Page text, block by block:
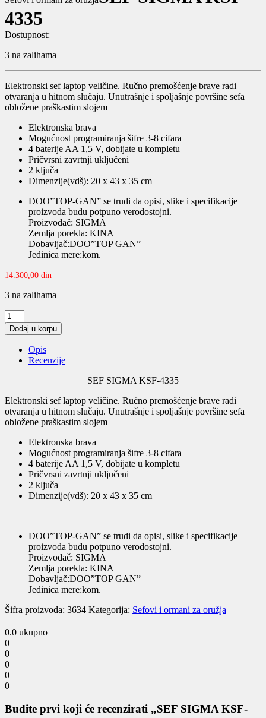
4335
Dostupnost:
3 na zalihama
Elektronski sef laptop veličine. Ručno premošćenje brave radi
otvaranja u hitnom slučaju. Unutrašnje i spoljašnje površine sefa
obložene praškastim slojem
Elektronska brava
Mogućnost programiranja šifre 3-8 cifara
4 baterije AA 1,5 V, dobijate u kompletu
Pričvrsni zavrtnji uključeni
2 ključa
Dimenzije(vdš): 20 x 43 x 35 cm
DOO”TOP-GAN” se trudi da opisi, slike i specifikacije
proizvoda budu potpuno verodostojni.
Proizvođač: SIGMA
Zemlja porekla: KINA
Dobavljač:DOO”TOP GAN”
Jedinica mere:kom.
14.300,00 din
3 na zalihama
SEF
SIGMA
KSF-
4335
quantity
Dodaj u korpu
Opis
Recenzije
SEF SIGMA KSF-4335
Elektronski sef laptop veličine. Ručno premošćenje brave radi
otvaranja u hitnom slučaju. Unutrašnje i spoljašnje površine sefa
obložene praškastim slojem
Elektronska brava
Mogućnost programiranja šifre 3-8 cifara
4 baterije AA 1,5 V, dobijate u kompletu
Pričvrsni zavrtnji uključeni
2 ključa
Dimenzije(vdš): 20 x 43 x 35 cm
DOO”TOP-GAN” se trudi da opisi, slike i specifikacije
proizvoda budu potpuno verodostojni.
Proizvođač: SIGMA
Zemlja porekla: KINA
Dobavljač:DOO”TOP GAN”
Jedinica mere:kom.
Šifra proizvoda: 3634 Kategorija: Sefovi i ormani za oružja
0.0 ukupno
0
0
0
0
0
Budite prvi koji će recenzirati „SEF SIGMA KSF-